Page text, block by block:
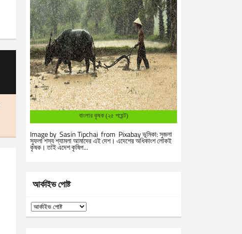
বাংলার কৃষক (২৫ পয়েন্ট)
Image by Sasin Tipchai from Pixabay ভূমিকা: সুজলা
সুফলা শস্য শ্যামলা আমাদের এই দেশ। এদেশের অধিকাংশ লোকই
কৃষক। তাই এদেশ কৃষিপ...
আর্কাইভ পোষ্ট